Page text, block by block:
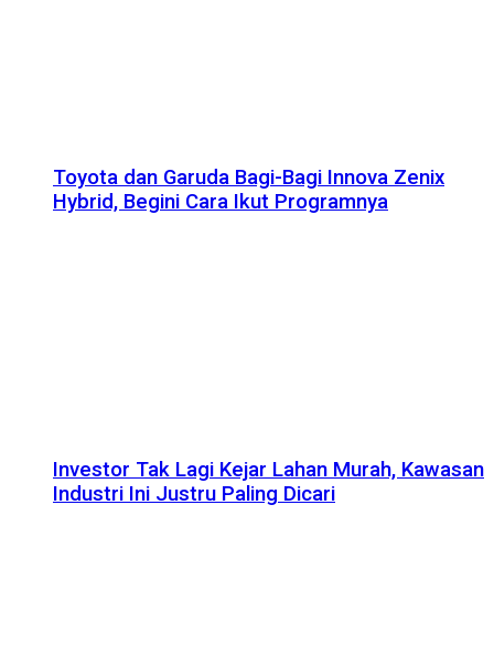
Toyota dan Garuda Bagi-Bagi Innova Zenix
Hybrid, Begini Cara Ikut Programnya
Investor Tak Lagi Kejar Lahan Murah, Kawasan
Industri Ini Justru Paling Dicari